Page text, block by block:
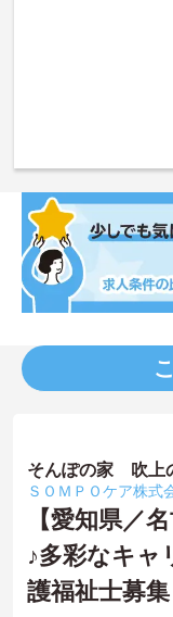
そんぽの家 吹上
ＳＯＭＰＯケア株式
【愛知県／
♪多彩なキ
護福祉士募集